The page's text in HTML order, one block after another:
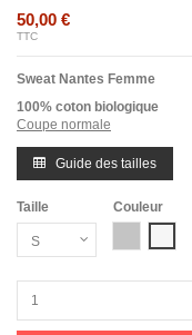
50,00 €
TTC
Sweat Nantes Femme
100% coton biologique
Coupe normale
Guide des tailles
Taille
Couleur